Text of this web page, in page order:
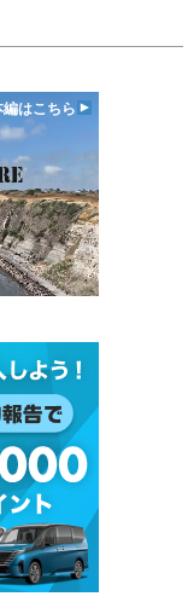
編はこちら